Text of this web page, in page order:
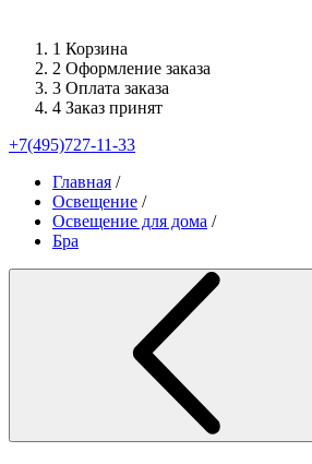
1 Корзина
2 Оформление заказа
3 Оплата заказа
4 Заказ принят
+7(495)727-11-33
Главная /
Освещение /
Освещение для дома /
Бра